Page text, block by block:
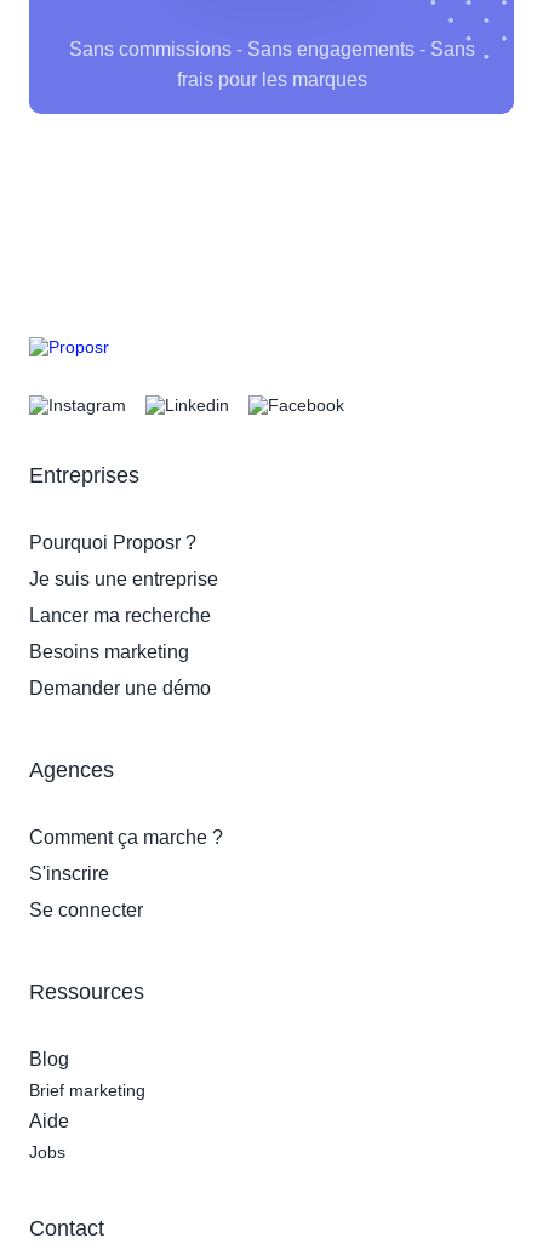
Sans commissions - Sans engagements - Sans
frais pour les marques
Entreprises
Pourquoi Proposr ?
Je suis une entreprise
Lancer ma recherche
Besoins marketing
Demander une démo
Agences
Comment ça marche ?
S'inscrire
Se connecter
Ressources
Blog
Brief marketing
Aide
Jobs
Contact